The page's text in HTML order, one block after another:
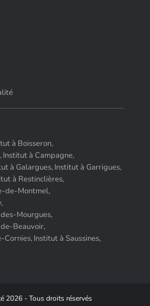
à Boisseron,
Institut à Campagne,
à Galargues, Institut à Garrigues,
à Restinclières,
de-Montmel,
Mourgues,
Beauvoir,
Cornies, Institut à Saussines,
2026 - Tous droits réservés